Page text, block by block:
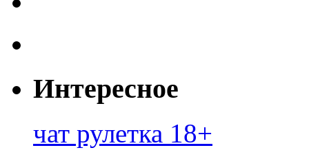
Интересное
чат рулетка 18+